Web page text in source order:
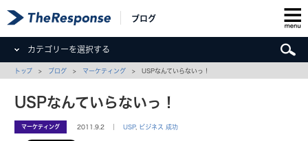
ブログ
カテゴリーを選択する
トップ > ブログ > マーケティング > USPなんていらないっ！
USPなんていらないっ！
マーケティング 2011.9.2 ｜USP, ビジネス 成功